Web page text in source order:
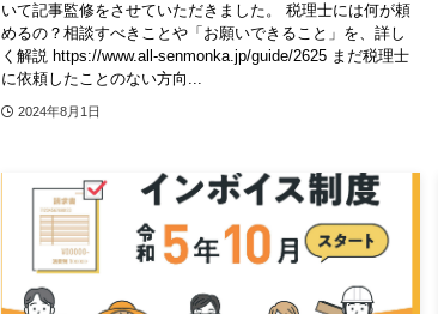
いて記事監修をさせていただきました。 税理士には何が頼
めるの？相談すべきことや「お願いできること」を、詳し
く解説 https://www.all-senmonka.jp/guide/2625 まだ税理士
に依頼したことのない方向...
2024年8月1日